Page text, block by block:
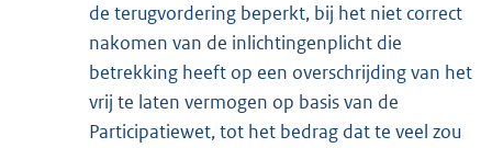
de terugvordering beperkt, bij het niet correct
nakomen van de inlichtingenplicht die
betrekking heeft op een overschrijding van het
vrij te laten vermogen op basis van de
Participatiewet, tot het bedrag dat te veel zou